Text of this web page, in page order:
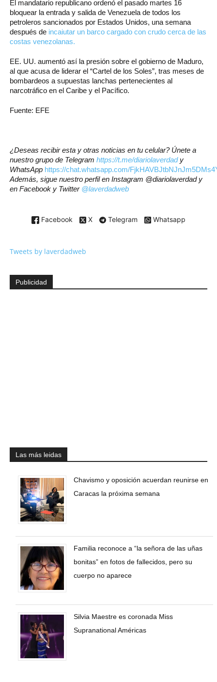
El mandatario republicano ordenó el pasado martes 16
bloquear la entrada y salida de Venezuela de todos los
petroleros sancionados por Estados Unidos, una semana
después de incaiutar un barco cargado con crudo cerca de las
costas venezolanas.
EE. UU. aumentó así la presión sobre el gobierno de Maduro,
al que acusa de liderar el “Cartel de los Soles”, tras meses de
bombardeos a supuestas lanchas pertenecientes al
narcotráfico en el Caribe y el Pacífico.
Fuente: EFE
¿Deseas recibir esta y otras noticias en tu celular? Únete a
nuestro grupo de Telegram https://t.me/diariolaverdady
WhatsApp https://chat.whatsapp.com/
Además, sigue nuestro perfil en Instagram @diariolaverdady
en Facebook y Twitter @laverdadweb
Facebook X Telegram Whatsapp
Tweets by laverdadweb
Publicidad
Las más leidas
Chavismo y oposición acuerdan reunirse en
Caracas la próxima semana
Familia reconoce a “la señora de las uñas
bonitas” en fotos de fallecidos, pero su
cuerpo no aparece
Silvia Maestre es coronada Miss
Supranational Américas